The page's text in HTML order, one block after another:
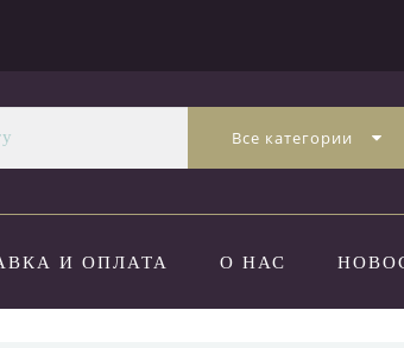
Все категории
И ОПЛАТА О НАС